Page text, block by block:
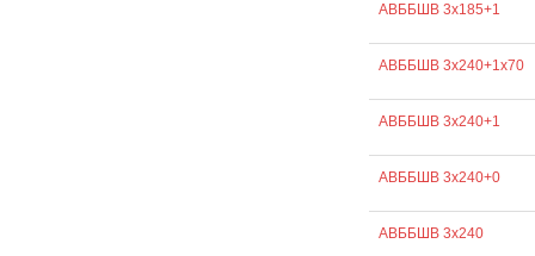
АВББШВ 3х185+1
АВББШВ 3х240+1х70
АВББШВ 3х240+1
АВББШВ 3х240+0
АВББШВ 3х240